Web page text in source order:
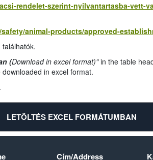
rendelet-szerint-nyilvantartasba-vett-
animal-products/approved-
(Download in excel format)"in the table
in excel format.
LETÖLTÉS EXCEL FORMÁTUMBAN
Cím/Address